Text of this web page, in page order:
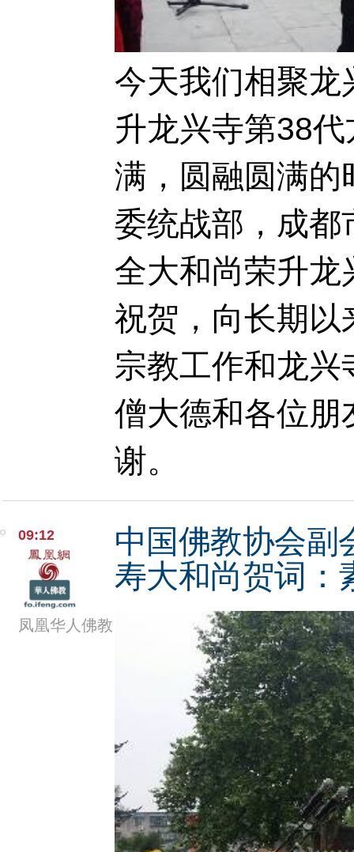
今天我们相聚
升龙兴寺第38
满，圆融圆满的
委统战部，成都
全大和尚荣升
祝贺，向长期以
宗教工作和龙
僧大德和各位朋
谢。
09:12
凤凰华人佛教
中国佛教协会副
寿大和尚贺词：